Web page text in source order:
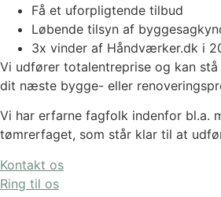
Få et uforpligtende tilbud
Løbende tilsyn af
3x vinder af Håndværker.dk i
Vi udfører totalentreprise og kan
dit næste bygge- eller
Vi har erfarne fagfolk indenfor bl.a.
tømrerfaget, som står klar til at
Kontakt os
Ring til os